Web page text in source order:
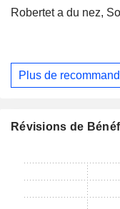
Robertet a du nez,
Plus de
Révisions de